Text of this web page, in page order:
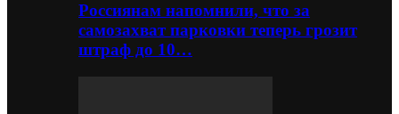
Россиянам напомнили, что за
самозахват парковки теперь грозит
штраф до 10…